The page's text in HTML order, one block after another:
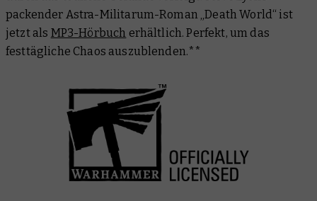
packender Astra-Militarum-Roman „Death World“ ist
jetzt als MP3-Hörbuch erhältlich. Perfekt, um das
festtägliche Chaos auszublenden.**